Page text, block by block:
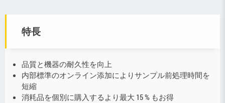
特長
品質と機器の耐久性を向上
内部標準のオンライン添加によりサンプル前処理時間を
短縮
消耗品を個別に購入するより最大 15 % もお得